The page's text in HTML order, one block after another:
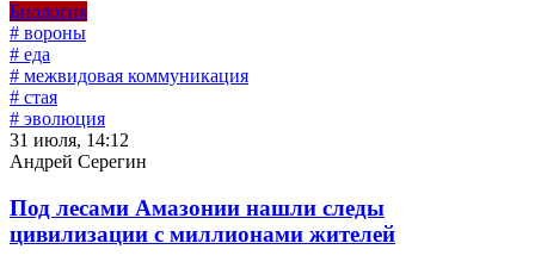
Биология
# вороны
# еда
# межвидовая коммуникация
# стая
# эволюция
31 июля, 14:12
Андрей Серегин
Под лесами Амазонии нашли следы
цивилизации с миллионами жителей